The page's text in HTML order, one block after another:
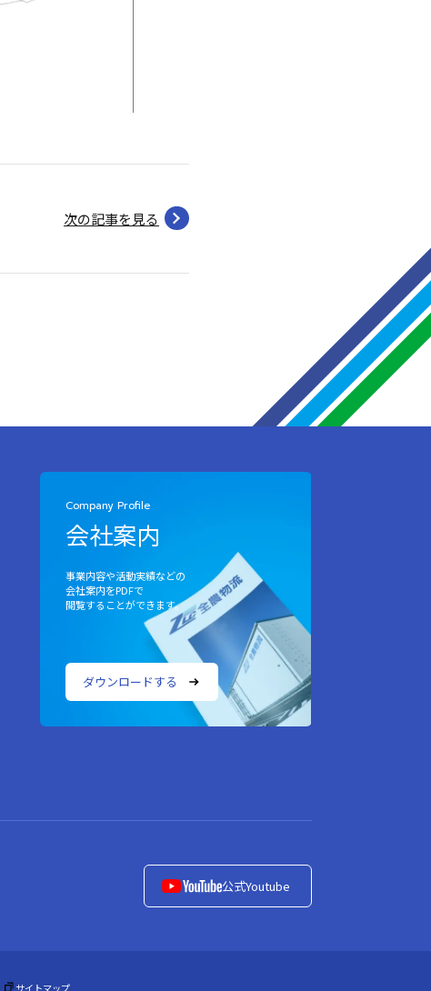
次の記事を見る
Company Profile
会社案内
事業内容や活動実績などの
会社案内をPDFで
閲覧することができます。
ダウンロードする
公式Youtube
サイトマップ